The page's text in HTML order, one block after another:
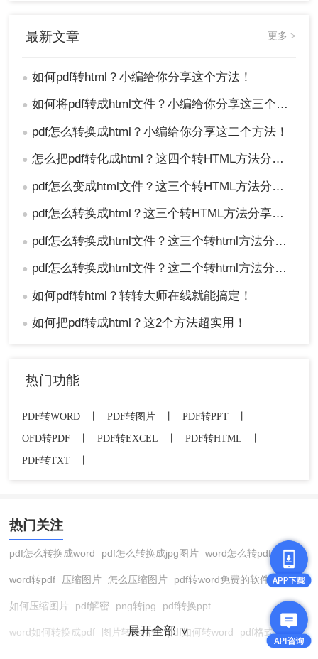
最新文章 更多 >
● 如何pdf转html？小编给你分享这个方法！
● 如何将pdf转成html文件？小编给你分享这三个方法！
● pdf怎么转换成html？小编给你分享这二个方法！
● 怎么把pdf转化成html？这四个转HTML方法分享给你！
● pdf怎么变成html文件？这三个转HTML方法分享给你！
● pdf怎么转换成html？这三个转HTML方法分享给你！
● pdf怎么转换成html文件？这三个转html方法分享给你！
● pdf怎么转换成html文件？这二个转html方法分享给你！
● 如何pdf转html？转转大师在线就能搞定！
● 如何把pdf转成html？这2个方法超实用！
热门功能
PDF转WORD PDF转图片 PDF转PPT
OFD转PDF
PDF转EXCEL PDF转HTML
PDF转TXT
热门关注
pdf怎么转换成word pdf怎么转换成jpg图片 word怎么转pdf
word转pdf 压缩图片 怎么压缩图片 pdf转word免费的软件
如何压缩图片 pdf解密 png转jpg pdf转换ppt
word如何转换成pdf 图片转换格式 pdf如何转word pdf格式转换
展开全部 ∨